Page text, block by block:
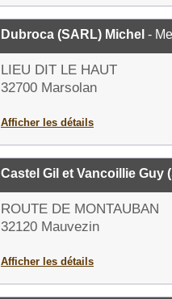
Dubroca (SARL) Michel -
LIEU DIT LE HAUT
32700 Marsolan
Afficher les détails
Castel Gil et Vancoillie Guy
ROUTE DE MONTAUBAN
32120 Mauvezin
Afficher les détails